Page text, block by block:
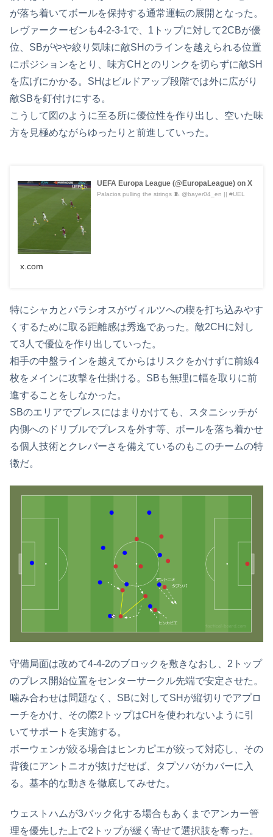
が落ち着いてボールを保持する通常運転の展開となった。
レヴァークーゼンも4-2-3-1で、1トップに対して2CBが優
位、SBがやや絞り気味に敵SHのラインを越えられる位置
にポジションをとり、味方CHとのリンクを切らずに敵SH
を広げにかかる。SHはビルドアップ段階では外に広がり
敵SBを釘付けにする。
こうして図のように至る所に優位性を作り出し、空いた味
方を見極めながらゆったりと前進していった。
UEFA Europa League (@EuropaLeague) on X
Palacios pulling the strings 🧵 @bayer04_en || #UEL
x.com
特にシャカとパラシオスがヴィルツへの楔を打ち込みやす
くするために取る距離感は秀逸であった。敵2CHに対し
て3人で優位を作り出していった。
相手の中盤ラインを越えてからはリスクをかけずに前線4
枚をメインに攻撃を仕掛ける。SBも無理に幅を取りに前
進することをしなかった。
SBのエリアでプレスにはまりかけても、スタニシッチが
内側へのドリブルでプレスを外す等、ボールを落ち着かせ
る個人技術とクレバーさを備えているのもこのチームの特
徴だ。
守備局面は改めて4-4-2のブロックを敷きなおし、2トップ
のプレス開始位置をセンターサークル先端で安定させた。
噛み合わせは問題なく、SBに対してSHが縦切りでアプロ
ーチをかけ、その際2トップはCHを使われないように引
いてサポートを実施する。
ボーウェンが絞る場合はヒンカピエが絞って対応し、その
背後にアントニオが抜けだせば、タプソバがカバーに入
る。基本的な動きを徹底してみせた。
ウェストハムが3バック化する場合もあくまでアンカー管
理を優先した上で2トップが緩く寄せて選択肢を奪った。